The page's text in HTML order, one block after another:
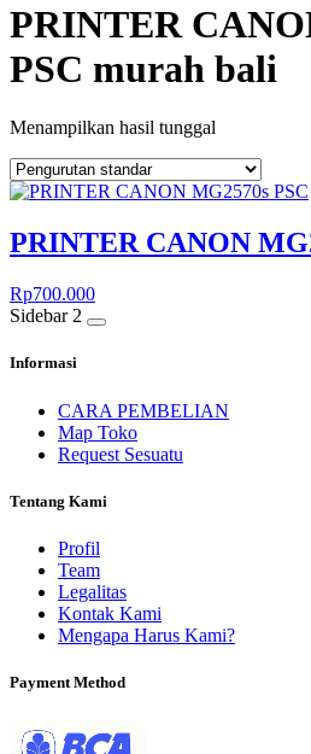
PRINTER
PSC murah bali
Menampilkan hasil tunggal
PRINTER CANON
Rp700.000
Sidebar 2
Informasi
CARA PEMBELIAN
Map Toko
Request Sesuatu
Tentang Kami
Profil
Team
Legalitas
Kontak Kami
Mengapa Harus Kami?
Payment Method